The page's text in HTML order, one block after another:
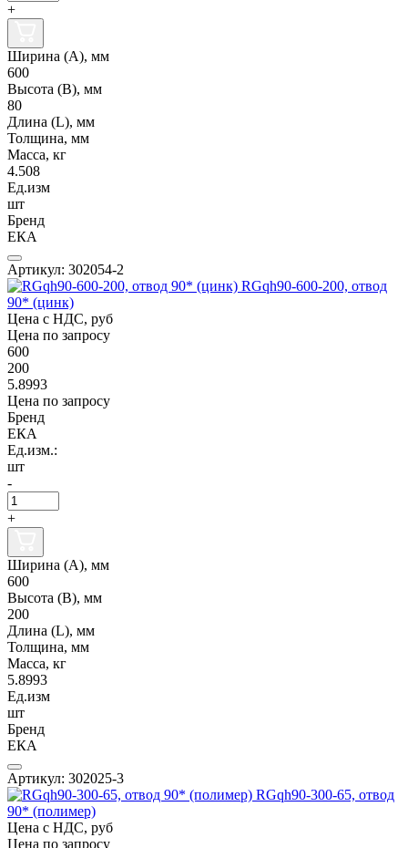
+
Ширина (А), мм
600
Высота (В), мм
80
Длина (L), мм
Толщина, мм
Масса, кг
4.508
Ед.изм
шт
Бренд
ЕКА
Артикул: 302054-2
RGqh90-600-200, отвод
90* (цинк)
Цена с НДС, руб
Цена по запросу
600
200
5.8993
Цена по запросу
Бренд
ЕКА
Ед.изм.:
шт
-
+
Ширина (А), мм
600
Высота (В), мм
200
Длина (L), мм
Толщина, мм
Масса, кг
5.8993
Ед.изм
шт
Бренд
ЕКА
Артикул: 302025-3
RGqh90-300-65, отвод
90* (полимер)
Цена с НДС, руб
Цена по запросу